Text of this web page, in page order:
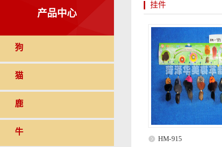
产品中心
狗
猫
鹿
牛
挂件
HM-915